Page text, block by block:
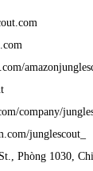
company/
junglescout_
Phòng 1030,